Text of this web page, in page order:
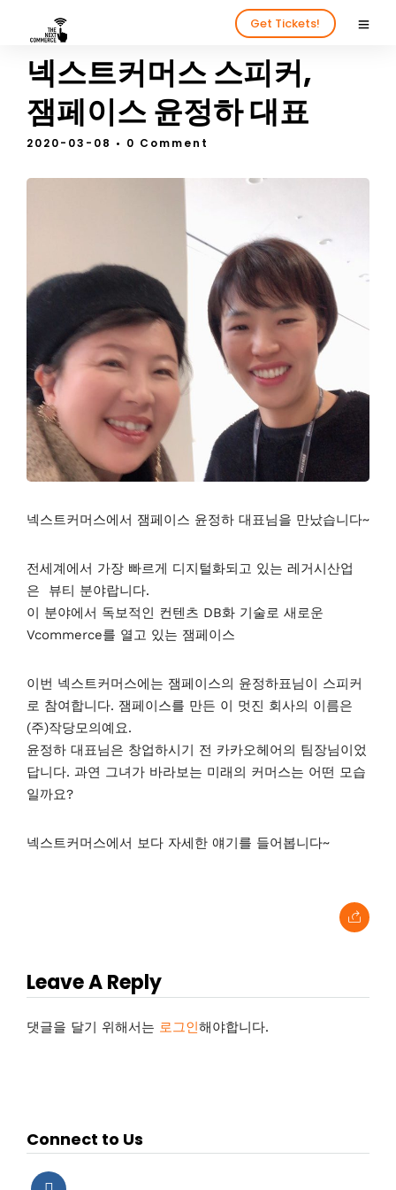
Get Tickets!
넥스트커머스 스피커,
잼페이스 윤정하 대표
2020-03-08 • 0 Comment
넥스트커머스에서 잼페이스 윤정하 대표님을 만났습니다~
전세계에서 가장 빠르게 디지털화되고 있는 레거시산업
은 뷰티 분야랍니다.
이 분야에서 독보적인 컨텐츠 DB화 기술로 새로운
Vcommerce를 열고 있는 잼페이스
이번 넥스트커머스에는 잼페이스의 윤정하표님이 스피커
로 참여합니다. 잼페이스를 만든 이 멋진 회사의 이름은
(주)작당모의예요.
윤정하 대표님은 창업하시기 전 카카오헤어의 팀장님이었
답니다. 과연 그녀가 바라보는 미래의 커머스는 어떤 모습
일까요?
넥스트커머스에서 보다 자세한 얘기를 들어봅니다~
Leave A Reply
댓글을 달기 위해서는 로그인해야합니다.
Connect to Us